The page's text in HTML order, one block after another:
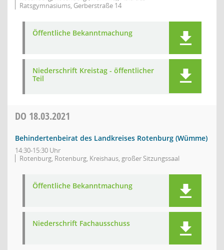
Ratsgymnasiums, Gerberstraße 14
Öffentliche Bekanntmachung
Niederschrift Kreistag - öffentlicher
Teil
DO 18.03.2021
Behindertenbeirat des Landkreises Rotenburg (Wümme)
14:30-15:30 Uhr
Rotenburg, Rotenburg, Kreishaus, großer Sitzungssaal
Öffentliche Bekanntmachung
Niederschrift Fachausschuss